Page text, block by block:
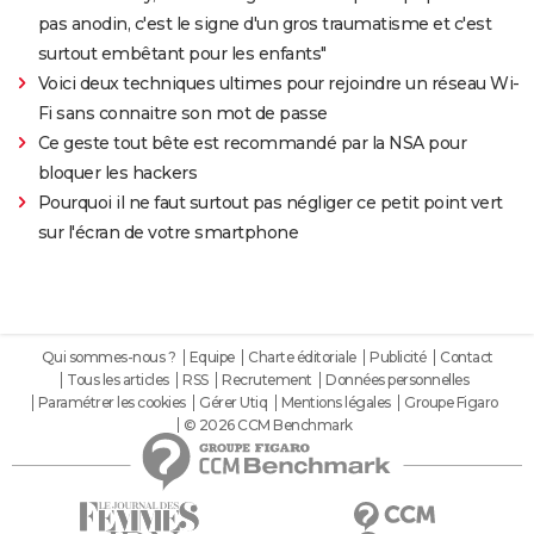
pas anodin, c'est le signe d'un gros traumatisme et c'est
surtout embêtant pour les enfants"
Voici deux techniques ultimes pour rejoindre un réseau Wi-
Fi sans connaitre son mot de passe
Ce geste tout bête est recommandé par la NSA pour
bloquer les hackers
Pourquoi il ne faut surtout pas négliger ce petit point vert
sur l'écran de votre smartphone
Qui sommes-nous ? Equipe Charte éditoriale Publicité
Contact
Tous les articles
RSS Recrutement
Données personnelles
Paramétrer les cookies
Gérer Utiq Mentions légales
Groupe Figaro
© 2026 CCM Benchmark